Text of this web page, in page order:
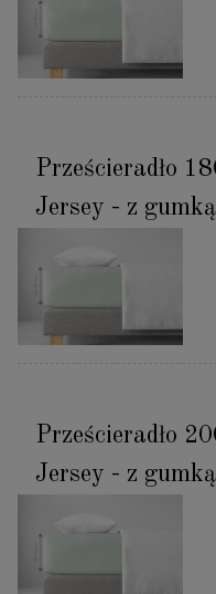
Prześcieradło
Jersey - z gumką
Prześcieradło
Jersey - z gumką